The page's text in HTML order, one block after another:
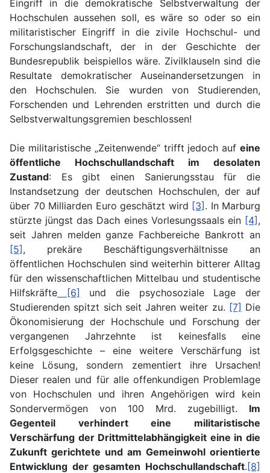
Eingriff in die demokratische Selbstverwaltung der
Hochschulen aussehen soll, es wäre so oder so ein
militaristischer Eingriff in die zivile Hochschul- und
Forschungslandschaft, der in der Geschichte der
Bundesrepublik beispiellos wäre. Zivilklauseln sind die
Resultate demokratischer Auseinandersetzungen in
den Hochschulen. Sie wurden von Studierenden,
Forschenden und Lehrenden erstritten und durch die
Selbstverwaltungsgremien beschlossen!
Die militaristische „Zeitenwende“ trifft jedoch auf eine
öffentliche Hochschullandschaft im desolaten
Zustand: Es gibt einen Sanierungsstau für die
Instandsetzung der deutschen Hochschulen, der auf
über 70 Milliarden Euro geschätzt wird [3]. In Marburg
stürzte jüngst das Dach eines Vorlesungssaals ein [4],
seit Jahren melden ganze Fachbereiche Bankrott an
[5], prekäre Beschäftigungsverhältnisse an
öffentlichen Hochschulen sind weiterhin bitterer Alltag
für den wissenschaftlichen Mittelbau und studentische
Hilfskräfte [6] und die psychosoziale Lage der
Studierenden spitzt sich seit Jahren weiter zu. [7] Die
Ökonomisierung der Hochschule und Forschung der
vergangenen Jahrzehnte ist keinesfalls eine
Erfolgsgeschichte – eine weitere Verschärfung ist
keine Lösung, sondern zementiert ihre Ursachen!
Dieser realen und für alle offenkundigen Problemlage
von Hochschulen und ihren Angehörigen wird kein
Sondervermögen von 100 Mrd. zugebilligt. Im
Gegenteil verhindert eine militaristische
Verschärfung der Drittmittelabhängigkeit eine in die
Zukunft gerichtete und am Gemeinwohl orientierte
Entwicklung der gesamten Hochschullandschaft.[8]